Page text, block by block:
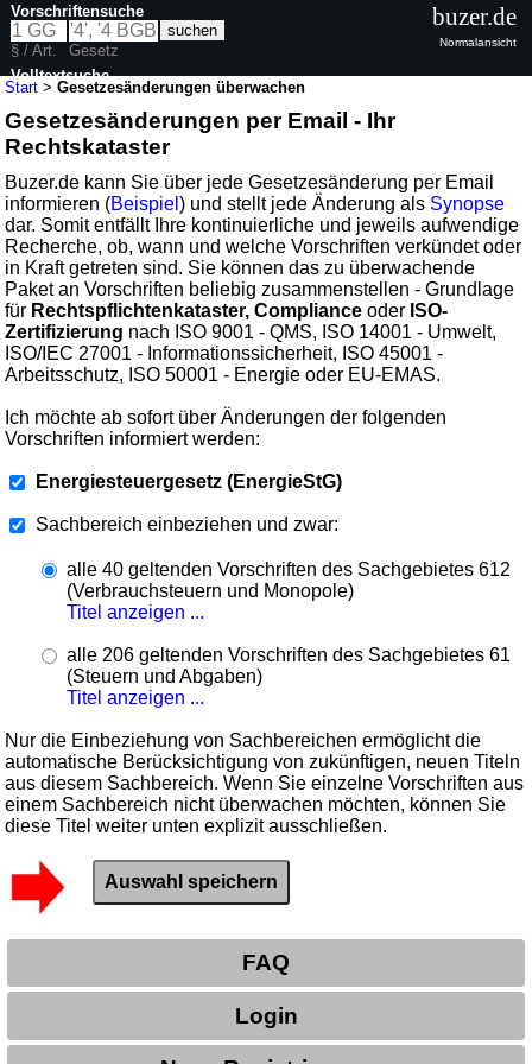
Start >Gesetzesänderungen überwachen
Gesetzesänderungen per Email - Ihr
Rechtskataster
Buzer.de kann Sie über jede Gesetzesänderung per Email
informieren (Beispiel) und stellt jede Änderung als Synopse
dar. Somit entfällt Ihre kontinuierliche und jeweils aufwendige
Recherche, ob, wann und welche Vorschriften verkündet oder
in Kraft getreten sind. Sie können das zu überwachende
Paket an Vorschriften beliebig zusammenstellen - Grundlage
für Rechtspflichtenkataster, Compliance oder ISO-
Zertifizierung nach ISO 9001 - QMS, ISO 14001 - Umwelt,
ISO/IEC 27001 - Informationssicherheit, ISO 45001 -
Arbeitsschutz, ISO 50001 - Energie oder EU-EMAS.
Ich möchte ab sofort über Änderungen der folgenden
Vorschriften informiert werden:
Energiesteuergesetz (EnergieStG)
Sachbereich einbeziehen und zwar:
alle 40 geltenden Vorschriften des Sachgebietes 612
(Verbrauchsteuern und Monopole)
Titel anzeigen ...
alle 206 geltenden Vorschriften des Sachgebietes 61
(Steuern und Abgaben)
Titel anzeigen ...
Nur die Einbeziehung von Sachbereichen ermöglicht die
automatische Berücksichtigung von zukünftigen, neuen Titeln
aus diesem Sachbereich. Wenn Sie einzelne Vorschriften aus
einem Sachbereich nicht überwachen möchten, können Sie
diese Titel weiter unten explizit ausschließen.
FAQ
Login
Vorschriftensuche
§ / Art.
Gesetz
Volltextsuche
buzer.de
Normalansicht